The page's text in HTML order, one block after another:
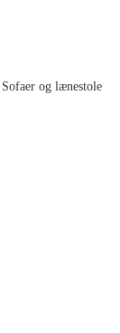
Sofaer og lænestole